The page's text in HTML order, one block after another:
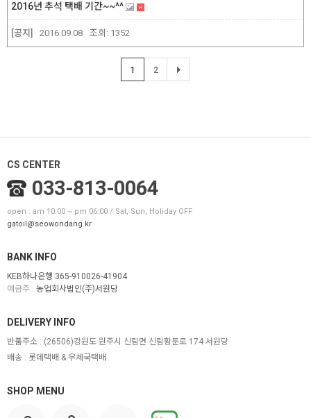
[공지]
2016년 추석 택배 기간~~^^
2016.09.08 조회: 1352
1 2
CS CENTER
033-813-0064
open : am 10:00 ~ pm 06:00 / Sat, Sun, Holiday OFF
gatoil@seowondang.kr
BANK INFO
KEB하나은행 365-910026-41904
예금주 : 농업회사법인(주)서원당
SHOP MENU
DELIVERY INFO
반품주소 : (26506)강원도 원주시 신림면 신림황둔로 174 서원당
배송 : 롯데택배 & 우체국택배